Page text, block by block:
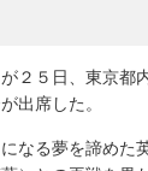
５日、東京都
出席した。
る夢を諦めた